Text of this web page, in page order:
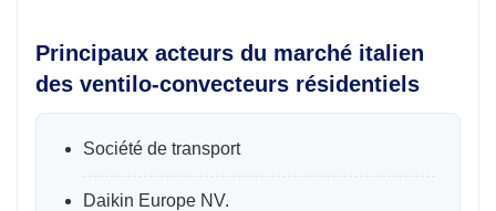
Principaux acteurs du marché italien
des ventilo-convecteurs résidentiels
Société de transport
Daikin Europe NV.